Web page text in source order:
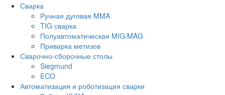
Сварка
Ручная дуговая MMA
TIG сварка
Полуавтоматическая MIG/MAG
Приварка метизов
Сварочно-сборочные столы
Siegmund
ECO
Автоматизация и роботизация сварки